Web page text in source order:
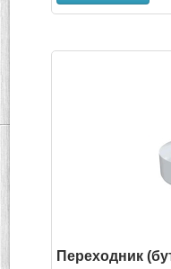
Переходник